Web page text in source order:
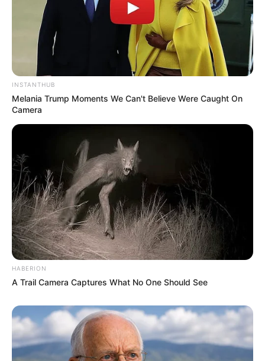
INSTANTHUB
Melania Trump Moments We Can't Believe Were Caught On
Camera
HABERION
A Trail Camera Captures What No One Should See